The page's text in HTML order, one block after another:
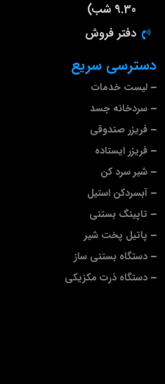
دسترسی سریع
لیست خدمات
سردخانه جسد
فریزر صندوقی
فریزر ایستاده
شیر سرد کن
آبسردکن استیل
تاپینگ بستنی
پاتیل پخت شیر
دستگاه بستنی ساز
دستگاه ذرت مکزیکی
9.30 شب)
دفتر فروش